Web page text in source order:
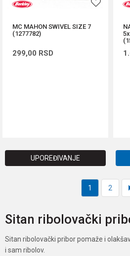
MC MAHON SWIVEL SIZE 7
(1277782)
299,00 RSD
UPOREĐIVANJE
1 2
Sitan ribolovački
Sitan ribolovački pribor pomaže i
i sam ribolov.